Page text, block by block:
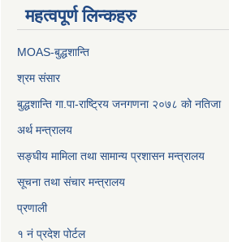
महत्वपूर्ण लिन्कहरु
MOAS-बुद्धशान्ति
श्रम संसार
बुद्धशान्ति गा.पा-राष्ट्रिय जनगणना २०७८ को नतिजा
अर्थ मन्त्रालय
सङ्‍घीय मामिला तथा सामान्य प्रशासन मन्त्रालय
सूचना तथा संचार मन्त्रालय
प्रणाली
१ नं प्रदेश पोर्टल